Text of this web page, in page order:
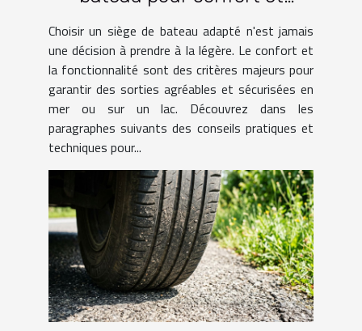
fonctionnalité?
Choisir un siège de bateau adapté n'est jamais
une décision à prendre à la légère. Le confort et
la fonctionnalité sont des critères majeurs pour
garantir des sorties agréables et sécurisées en
mer ou sur un lac. Découvrez dans les
paragraphes suivants des conseils pratiques et
techniques pour...